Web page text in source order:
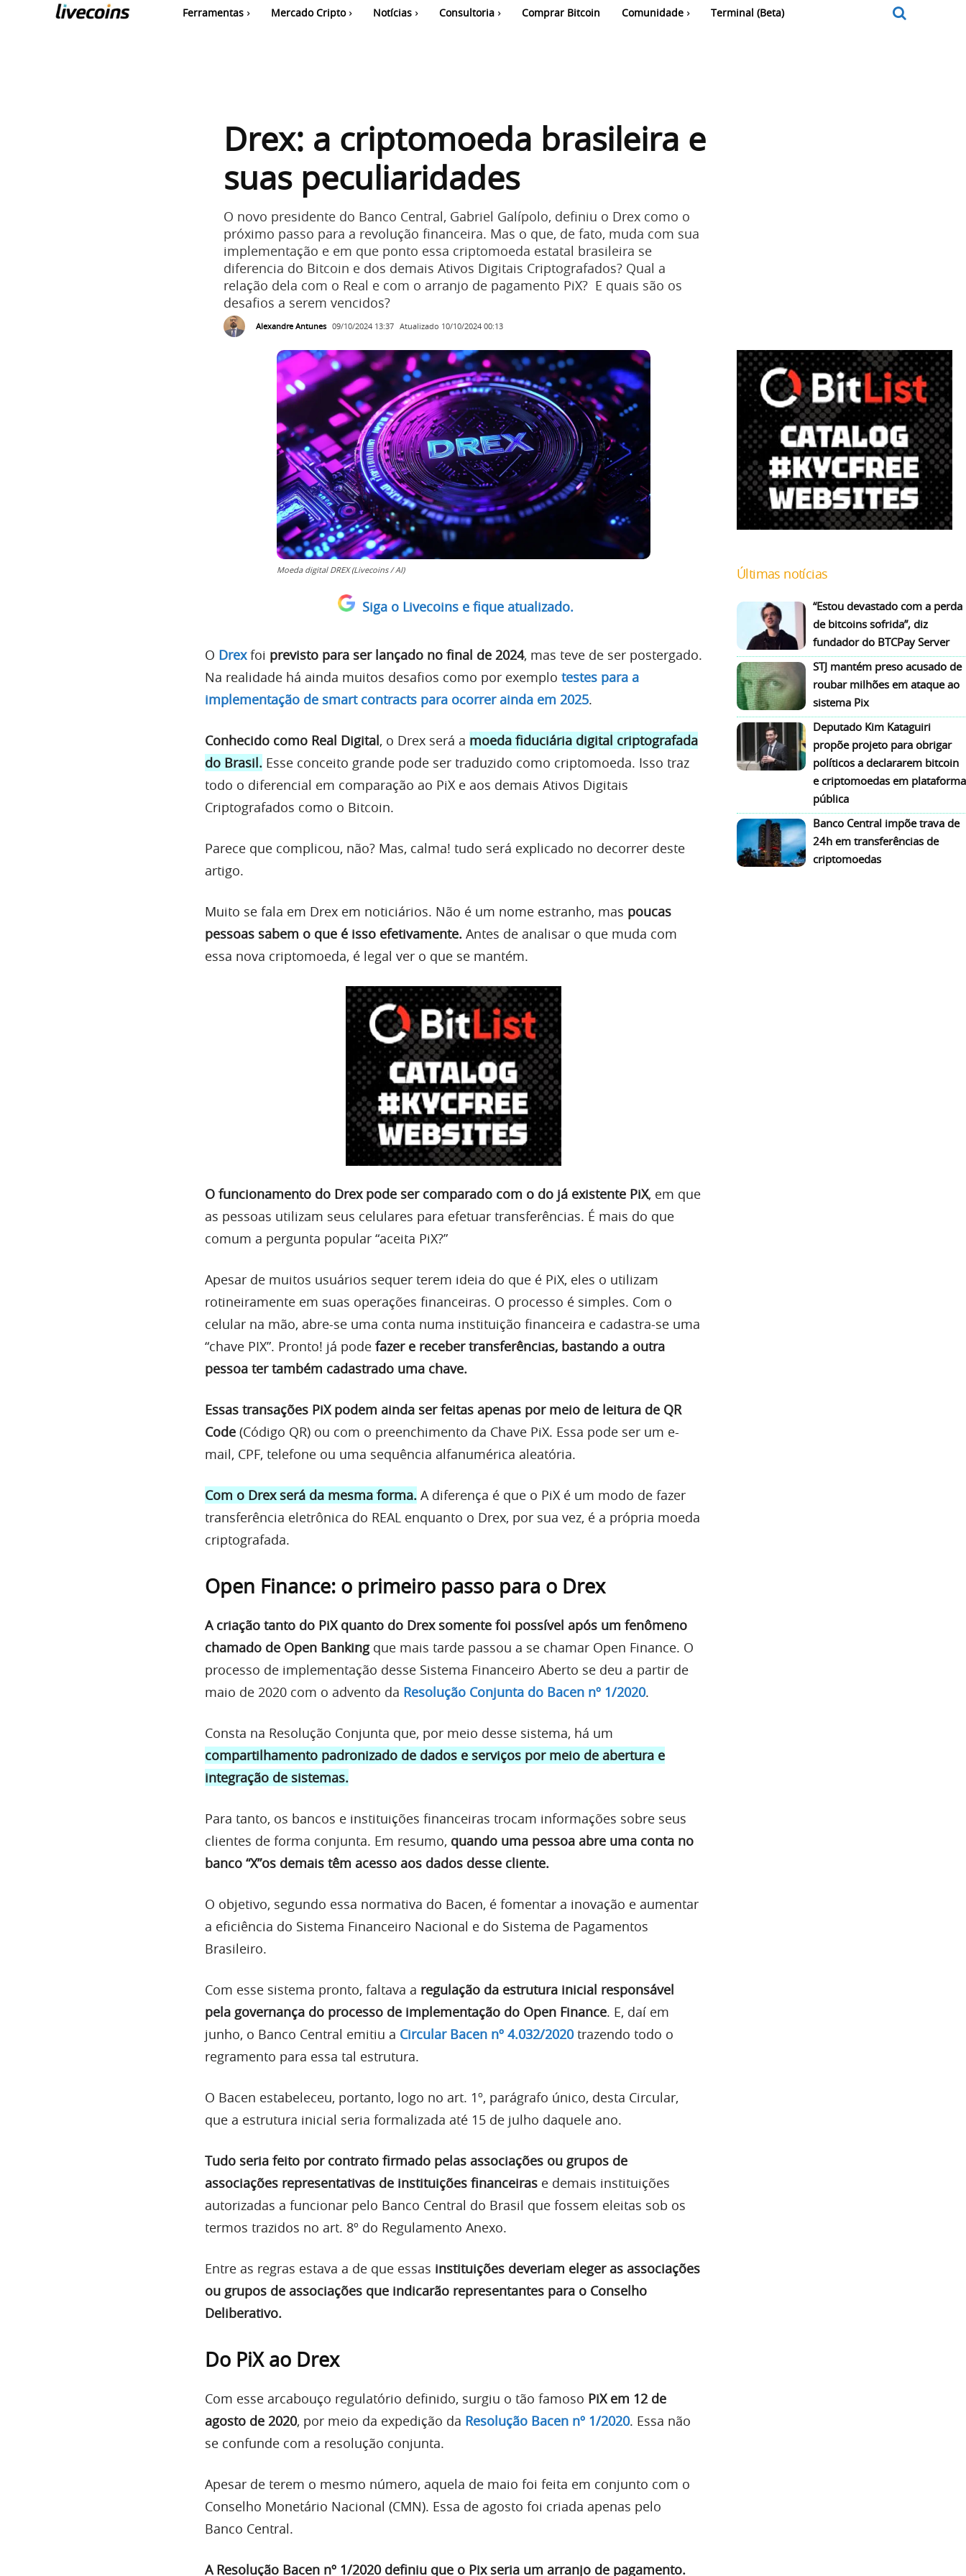
Ferramentas Mercado Cripto Notícias Consultoria Comprar Bitcoin Comunidade Terminal (Beta)
Drex: a criptomoeda brasileira e
suas peculiaridades
O novo presidente do Banco Central, Gabriel Galípolo, definiu o Drex como o
próximo passo para a revolução financeira. Mas o que, de fato, muda com sua
implementação e em que ponto essa criptomoeda estatal brasileira se
diferencia do Bitcoin e dos demais Ativos Digitais Criptografados? Qual a
relação dela com o Real e com o arranjo de pagamento PiX? E quais são os
desafios a serem vencidos?
Alexandre Antunes 09/10/2024 13:37 Atualizado 10/10/2024 00:13
Moeda digital DREX (Livecoins / AI)
Siga o Livecoins e fique atualizado.
O Drexfoi previsto para ser lançado no final de 2024, mas teve de ser postergado.
Na realidade há ainda muitos desafios como por exemplo testes para a
implementação de smart contracts para ocorrer ainda em 2025.
Conhecido como Real Digital, o Drex será a moeda fiduciária digital criptografada
do Brasil. Esse conceito grande pode ser traduzido como criptomoeda. Isso traz
todo o diferencial em comparação ao PiX e aos demais Ativos Digitais
Criptografados como o Bitcoin.
Parece que complicou, não? Mas, calma! tudo será explicado no decorrer deste
artigo.
Muito se fala em Drex em noticiários. Não é um nome estranho, mas poucas
pessoas sabem o que é isso efetivamente. Antes de analisar o que muda com
essa nova criptomoeda, é legal ver o que se mantém.
O funcionamento do Drex pode ser comparado com o do já existente PiX, em que
as pessoas utilizam seus celulares para efetuar transferências. É mais do que
comum a pergunta popular “aceita PiX?”
Apesar de muitos usuários sequer terem ideia do que é PiX, eles o utilizam
rotineiramente em suas operações financeiras. O processo é simples. Com o
celular na mão, abre-se uma conta numa instituição financeira e cadastra-se uma
“chave PIX”. Pronto! já pode fazer e receber transferências, bastando a outra
pessoa ter também cadastrado uma chave.
Essas transações PiX podem ainda ser feitas apenas por meio de leitura de QR
Code (Código QR) ou com o preenchimento da Chave PiX. Essa pode ser um e-
mail, CPF, telefone ou uma sequência alfanumérica aleatória.
Com o Drex será da mesma forma. A diferença é que o PiX é um modo de fazer
transferência eletrônica do REAL enquanto o Drex, por sua vez, é a própria moeda
criptografada.
Open Finance: o primeiro passo para o Drex
A criação tanto do PiX quanto do Drex somente foi possível após um fenômeno
chamado de Open Bankingque mais tarde passou a se chamar Open Finance. O
processo de implementação desse Sistema Financeiro Aberto se deu a partir de
maio de 2020 com o advento da Resolução Conjunta do Bacen nº 1/2020.
Consta na Resolução Conjunta que, por meio desse sistema, há um
compartilhamento padronizado de dados e serviços por meio de abertura e
integração de sistemas.
Para tanto, os bancos e instituições financeiras trocam informações sobre seus
clientes de forma conjunta. Em resumo, quando uma pessoa abre uma conta no
banco “X”os demais têm acesso aos dados desse cliente.
O objetivo, segundo essa normativa do Bacen, é fomentar a inovação e aumentar
a eficiência do Sistema Financeiro Nacional e do Sistema de Pagamentos
Brasileiro.
Com esse sistema pronto, faltava a regulação da estrutura inicial responsável
pela governança do processo de implementação do Open Finance. E, daí em
junho, o Banco Central emitiu a Circular Bacen nº 4.032/2020trazendo todo o
regramento para essa tal estrutura.
O Bacen estabeleceu, portanto, logo no art. 1º, parágrafo único, desta Circular,
que a estrutura inicial seria formalizada até 15 de julho daquele ano.
Tudo seria feito por contrato firmado pelas associações ou grupos de
associações representativas de instituições financeiras e demais instituições
autorizadas a funcionar pelo Banco Central do Brasil que fossem eleitas sob os
termos trazidos no art. 8º do Regulamento Anexo.
Entre as regras estava a de que essas instituições deveriam eleger as associações
ou grupos de associações que indicarão representantes para o Conselho
Deliberativo.
Do PiX ao Drex
Com esse arcabouço regulatório definido, surgiu o tão famoso PiX em 12 de
agosto de 2020, por meio da expedição da Resolução Bacen nº 1/2020. Essa não
se confunde com a resolução conjunta.
Apesar de terem o mesmo número, aquela de maio foi feita em conjunto com o
Conselho Monetário Nacional (CMN). Essa de agosto foi criada apenas pelo
Banco Central.
A Resolução Bacen nº 1/2020 definiu que o Pix seria um arranjo de pagamento.
Últimas notícias
“Estou devastado com a perda
de bitcoins sofrida”, diz
fundador do BTCPay Server
STJ mantém preso acusado de
roubar milhões em ataque ao
sistema Pix
Deputado Kim Kataguiri
propõe projeto para obrigar
políticos a declararem bitcoin
e criptomoedas em plataforma
pública
Banco Central impõe trava de
24h em transferências de
criptomoedas